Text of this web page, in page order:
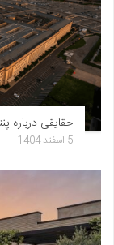
حقایقی درباره
5 اسفند 1404